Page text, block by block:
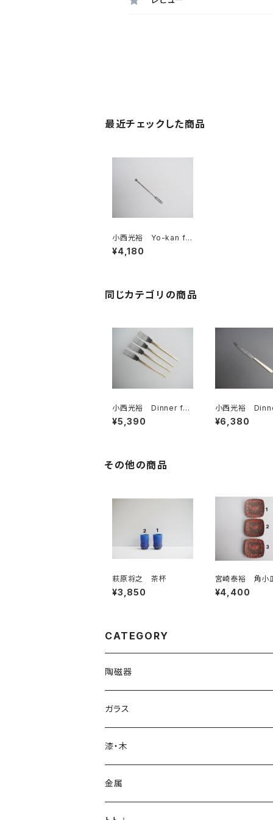
最近チェックした商品
小西光裕 Yo-kan fo
rk Stainless steel
¥4,180
同じカテゴリの商品
小西光裕 Dinner for
k（真鍮×ステンレス）
¥5,390
小西光裕
fe（真鍮×ステン
¥6,380
その他の商品
萩原将之 茶杯
¥3,850
宮崎泰裕 角
朱 フクロウ
¥4,400
CATEGORY
陶磁器
片瀬和宏 kazuhiro katase
急須・ポット
マグカップ、カップ＆ソーサー
橋本忍 shinobu hashimoto
マグカップ
皿
岡崎慧佑 keisuke okazaki
茶壺・急須・ポット
ガラス
glass atelier えむに
鈴木努 tsutomu suzuki
漆・木
塗師・中野知昭 tomoaki nakano
金属